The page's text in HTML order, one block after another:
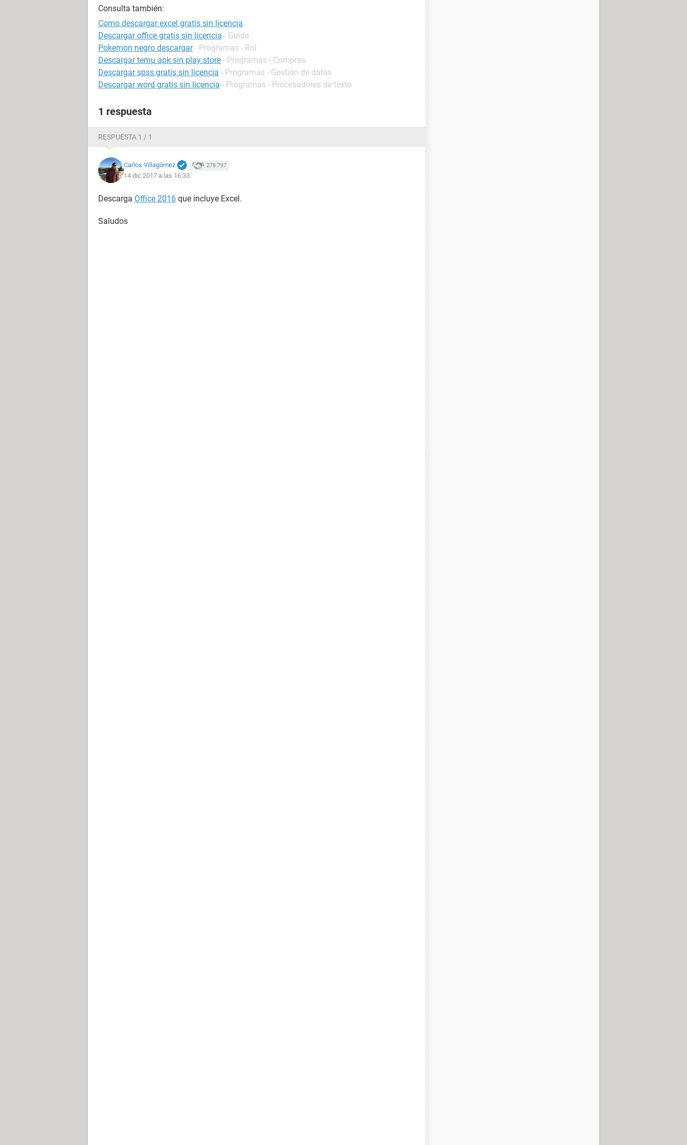
Consulta también:
Como descargar excel gratis sin licencia
Descargar office gratis sin licencia - Guide
Pokemon negro descargar - Programas - Rol
Descargar temu apk sin play store - Programas - Compras
Descargar spss gratis sin licencia - Programas - Gestión de datos
Descargar word gratis sin licencia - Programas - Procesadores de texto
1 respuesta
RESPUESTA 1 / 1
Carlos Villagómez 278.797
14 dic 2017 a las 16:33
Descarga Office 2016 que incluye Excel.
Saludos